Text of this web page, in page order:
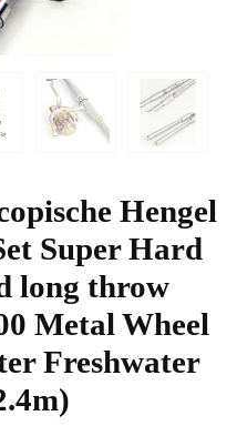
Hengel
Super Hard
long throw
Metal Wheel
Freshwater